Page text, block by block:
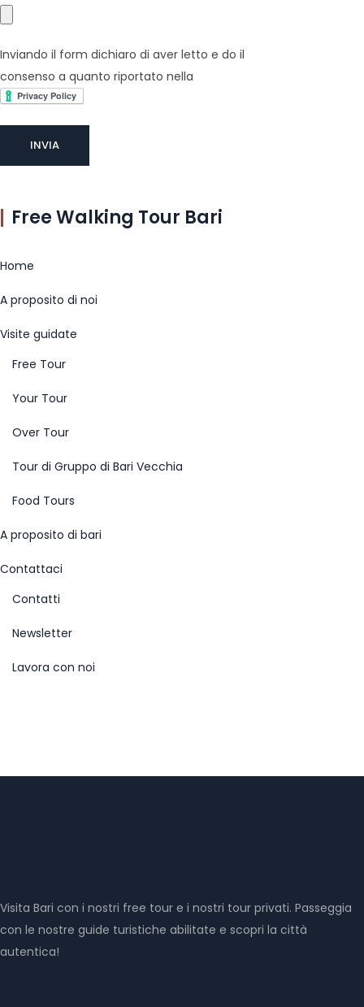
Inviando il form dichiaro di aver letto e do il
consenso a quanto riportato nella
Free Walking Tour Bari
Home
A proposito di noi
Visite guidate
Free Tour
Your Tour
Over Tour
Tour di Gruppo di Bari Vecchia
Food Tours
A proposito di bari
Contattaci
Contatti
Newsletter
Lavora con noi
Visita Bari con i nostri free tour e i nostri tour privati. Passeggia
con le nostre guide turistiche abilitate e scopri la città
autentica!